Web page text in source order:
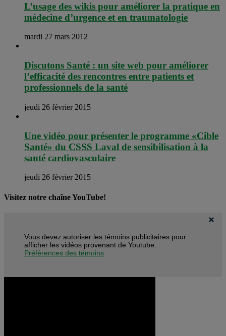
L’usage des wikis pour améliorer la pratique en
médecine d’urgence et en traumatologie
mardi 27 mars 2012
Discutons Santé : un site web pour améliorer
l’efficacité des rencontres entre patients et
professionnels de la santé
jeudi 26 février 2015
Une vidéo pour présenter le programme «Cible
Santé» du CSSS Laval de sensibilisation à la
santé cardiovasculaire
jeudi 26 février 2015
Visitez notre chaîne YouTube!
Vous devez autoriser les témoins publicitaires pour
afficher les vidéos provenant de Youtube.
Préférences des témoins